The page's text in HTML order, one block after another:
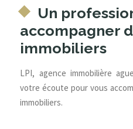
Un
accompagner
immobiliers
LPI, agence immobilière
votre écoute pour vous
immobiliers.